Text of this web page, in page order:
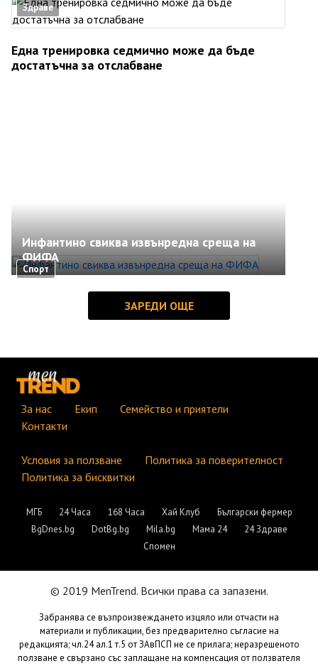
Здраве
Една тренировка седмично може да бъде
достатъчна за отслабване
Спорт
Инфантино свиква извънредна среща на
ФИФА
За нас Екип
Семейство и приятели
Контакти
Условия за ползване
Политика за поверителност
Политика за бисквитки
МГБ 24 Часа 168 Часа Хай Клуб
Български фермер
BgDnes.bg
DotBg.bg Mila.bg Мама 24
24 Здраве
Спомен
© 2019 MenTrend. Всички права са запазени.
Забранява се възпроизвеждането изцяло или отчасти на
материали и публикации, без предварително съгласие на
редакцията; чл.24 ал.1 т.5 от ЗАвПСП не се прилага; неразрешеното
ползване е свързано със заплащане на компенсация от ползвателя